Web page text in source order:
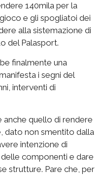
140mila per la
e gli spogliatoi dei
alla sistemazione di
del Palasport.
finalmente una
i segni del
interventi di
quello di rendere
dato non smentito dalla
intenzione di
componenti e dare
strutture. Pare che, per